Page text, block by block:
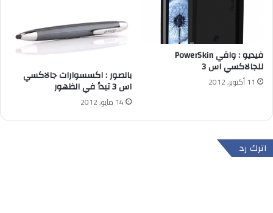
فيديو : واقي PowerSkin
للجالاكسي اس 3
11 أكتوبر, 2012 بالصور : اكسسوارات جالاكسي
اس 3 تبدأ في الظهور
14 مايو, 2012
اترك رد